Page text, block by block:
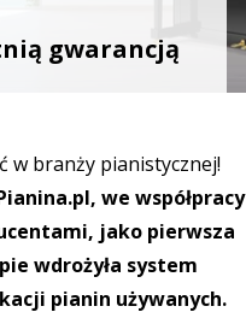
w branży pianistycznej!
we współpracy
jako pierwsza
wdrożyła system
pianin używanych.
gwarancją